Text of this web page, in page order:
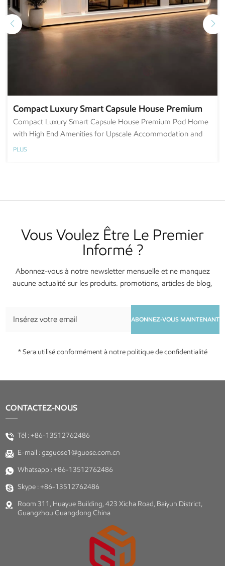
Customizable Smart Capsule House Flexible Pod
Home with Modular Design for Hotel Chain and
Branded Accommodation
Customizable Smart Capsule House Flexible Pod Home with
Modular Design for Hotel Chain and Branded
Accommodation
PLUS
Vous Voulez Être Le Premier
Informé ?
Abonnez-vous à notre newsletter mensuelle et ne manquez
aucune actualité sur les produits. promotions, articles de blog,
ABONNEZ-VOUS MAINTENANT
* Sera utilisé conformément à notre politique de confidentialité
CONTACTEZ-NOUS
Tél :+86-13512762486
E-mail :gzguose1@guose.com.cn
Whatsapp :+86-13512762486
Skype :+86-13512762486
Room 311, Huayue Building, 423 Xicha Road, Baiyun District,
Guangzhou Guangdong China